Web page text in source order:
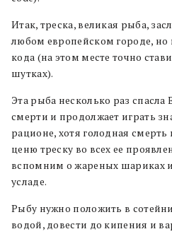
Итак, треска, великая рыба,
любом европейском городе, но
кода (на этом месте точно
шутках).
Эта рыба несколько раз спасла
смерти и продолжает играть
рационе, хотя голодная смерть
ценю треску во всех ее
вспомним о жареных шариках
усладе.
Рыбу нужно положить в
водой, довести до кипения и